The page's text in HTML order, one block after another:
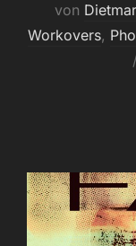
von
Workovers,